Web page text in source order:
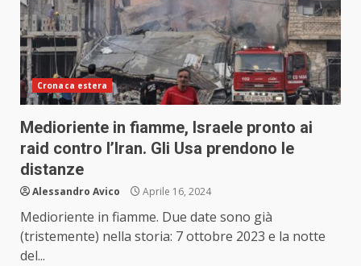
Cronaca estera
Medioriente in fiamme, Israele pronto ai
raid contro l’Iran. Gli Usa prendono le
distanze
Alessandro Avico Aprile 16, 2024
Medioriente in fiamme. Due date sono già
(tristemente) nella storia: 7 ottobre 2023 e la notte
del...